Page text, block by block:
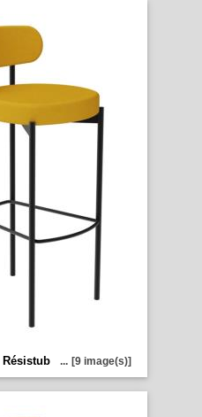
Résistub ... [9 image(s)]